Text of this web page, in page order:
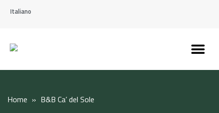
Italiano
Home » B&B Ca’ del Sole